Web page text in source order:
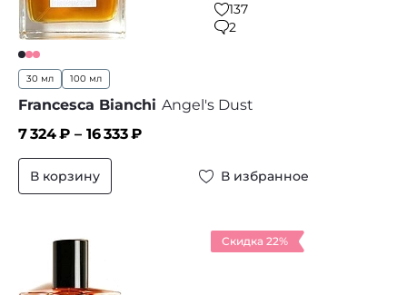
137
2
30 мл 100 мл
Francesca Bianchi Angel's Dust
7 324₽ – 16 333₽
В корзину В избранное
Скидка 22%